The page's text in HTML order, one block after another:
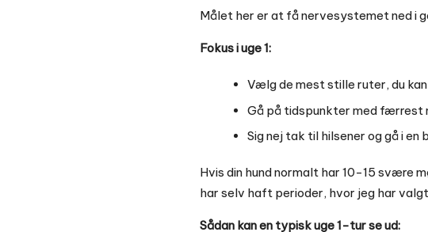
Målet her er at få nervesystemet ned i
Fokus i uge 1:
Vælg de mest stille ruter, du
Gå på tidspunkter med færrest
Sig nej tak til hilsener og gå i en
Hvis din hund normalt har 10-15 svære
har selv haft perioder, hvor jeg har
Sådan kan en typisk uge 1-tur se ud: